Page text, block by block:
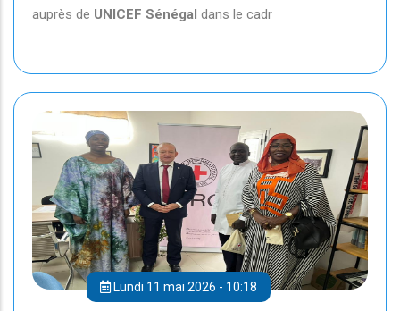
auprès de UNICEF Sénégal dans le cadr
Lundi 11 mai 2026 - 10:18